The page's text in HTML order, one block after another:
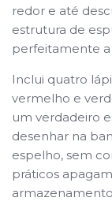
redor e até
estrutura de
perfeitamente a
Inclui quatro
vermelho e
um verdadeiro
desenhar na
espelho, sem
práticos